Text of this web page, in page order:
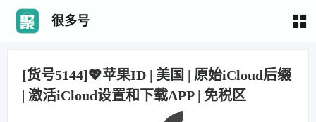
很多号
[货号5144]💖苹果ID | 美国 | 原始iCloud后缀
| 激活iCloud设置和下载APP | 免税区